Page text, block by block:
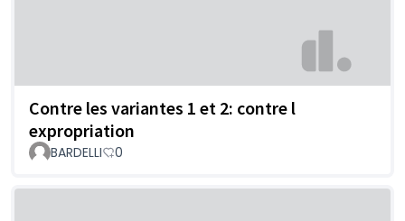
Contre les variantes 1 et 2: contre l
expropriation
BARDELLI 0